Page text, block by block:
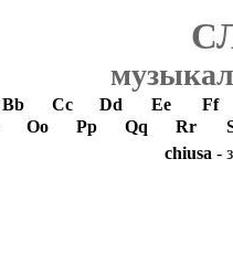
Bb Cc Dd Ee
Ff
Oo Pp Qq Rr
chiusa -